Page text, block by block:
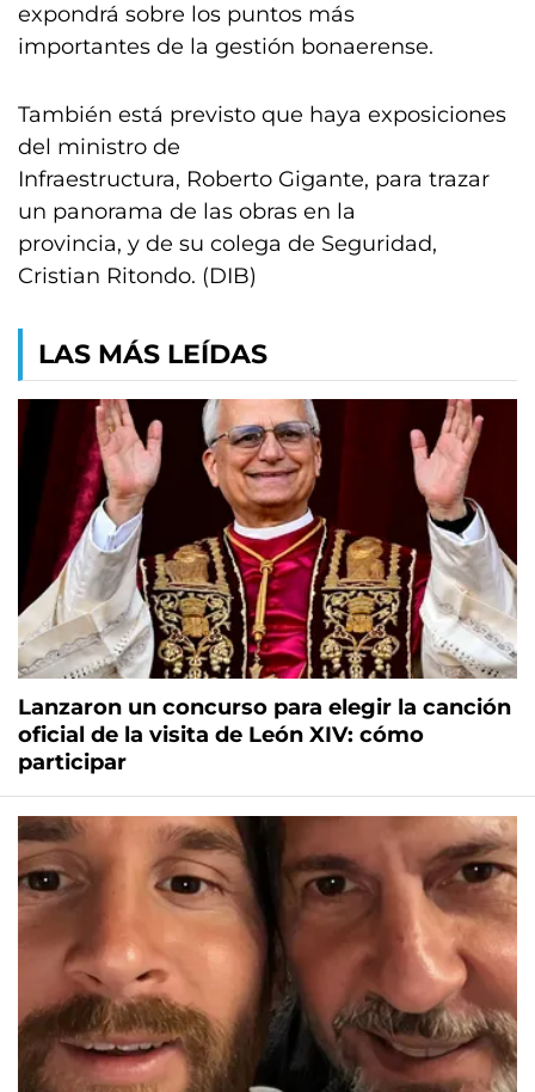
expondrá sobre los puntos más
importantes de la gestión bonaerense.
También está previsto que haya exposiciones
del ministro de
Infraestructura, Roberto Gigante, para trazar
un panorama de las obras en la
provincia, y de su colega de Seguridad,
Cristian Ritondo. (DIB)
LAS MÁS LEÍDAS
Lanzaron un concurso para elegir la canción
oficial de la visita de León XIV: cómo
participar